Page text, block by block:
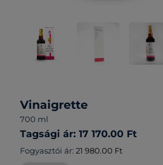
Vinaigrette
700 ml
Tagsági ár: 17 170.00 Ft
Fogyasztói ár: 21 980.00 Ft